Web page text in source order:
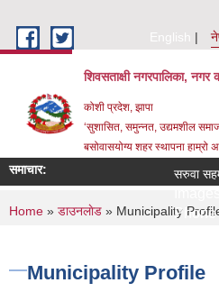
English
शिवसताक्षी नगरपालिका, नगर
कोशी प्रदेश, झापा
‘सुशासित, समुन्‍नत, उद्यमशील
बसोवासयोग्य शहर स्थापना हाम्रो
समाचार: सरुवा
Phone
You are here
Home » डाउनलाेड » Municipality
Municipality Profile